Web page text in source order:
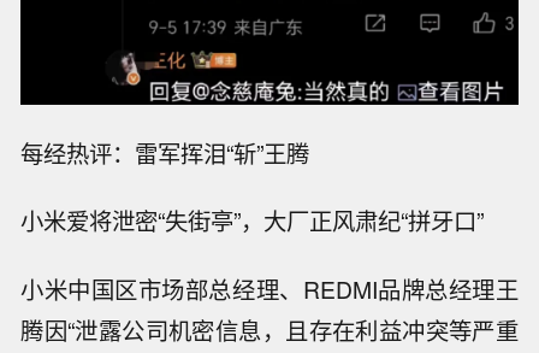
每经热评：雷军挥泪“斩”王腾
小米爱将泄密“失街亭”，大厂正风肃纪“拼牙口”
小米中国区市场部总经理、REDMI品牌总经理王
腾因“泄露公司机密信息，且存在利益冲突等严重